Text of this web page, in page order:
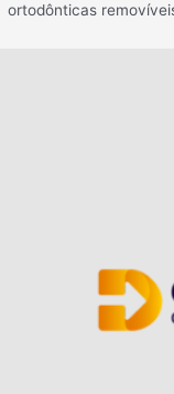
ortodônticas